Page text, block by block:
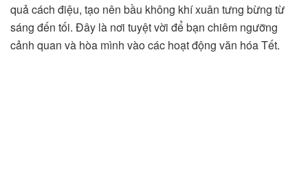
quả cách điệu, tạo nên bầu không khí xuân tưng bừng từ
sáng đến tối. Đây là nơi tuyệt vời để bạn chiêm ngưỡng
cảnh quan và hòa mình vào các hoạt động văn hóa Tết.